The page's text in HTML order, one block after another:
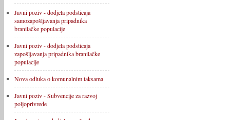
Javni poziv - dodjela podsticaja
samozapošljavanja pripadnika
branilačke populacije
Javni poziv - dodjela podsticaja
zapošljavanja pripadnika branilačke
populacije
Nova odluka o komunalnim taksama
Javni poziv - Subvencije za razvoj
poljoprivrede